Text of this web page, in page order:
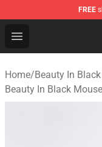
FREE
Open menu
Beauty In
Home/Beauty In
Beauty In Black